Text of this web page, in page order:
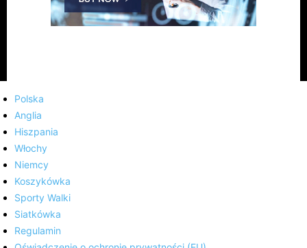
Polska
Anglia
Hiszpania
Włochy
Niemcy
Koszykówka
Sporty Walki
Siatkówka
Regulamin